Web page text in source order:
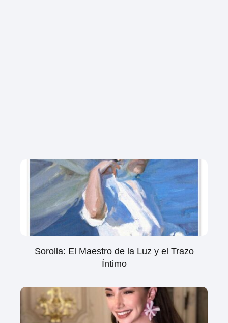
Sorolla: El Maestro de la Luz y el Trazo
Íntimo